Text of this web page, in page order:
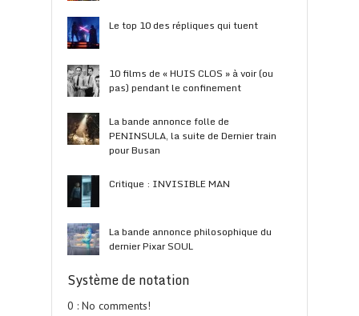
Le top 10 des répliques qui tuent
10 films de « HUIS CLOS » à voir (ou
pas) pendant le confinement
La bande annonce folle de
PENINSULA, la suite de Dernier train
pour Busan
Critique : INVISIBLE MAN
La bande annonce philosophique du
dernier Pixar SOUL
Système de notation
0 : No comments!